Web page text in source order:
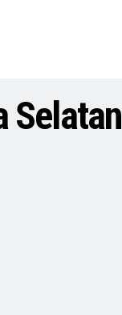
Selatan